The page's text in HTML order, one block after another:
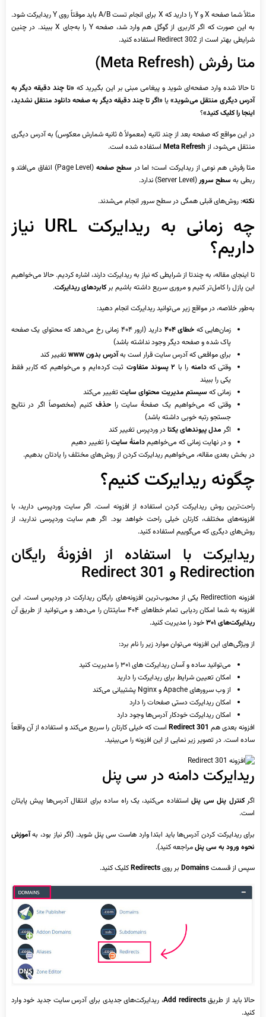
مثلاً شما صفحه X و Y را دارید که X برای انجام تست A/B باید موقتاً روی Y ریدایرکت شود.
به این صورت که اگر کاربری از گوگل هم وارد شد، صفحه Y را به‌جای X ببیند. در چنین
شرایطی بهتر است از Redirect 302 استفاده کنید.
متا رفرش (Meta Refresh)
تا حالا شده وارد صفحه‌ای شوید و پیغامی مبنی بر این بگیرید که «تا چند دقیقه دیگر به
آدرس دیگری منتقل می‌شوید»یا «اگر تا چند دقیقه دیگر به صفحه دانلود منتقل نشدید،
اینجا را کلیک کنید»؟
در این مواقع که صفحه بعد از چند ثانیه (معمولاً ۵ ثانیه شمارش معکوس) به آدرس دیگری
منتقل می‌شود، از Meta Refreshاستفاده شده است.
متا رفرش هم نوعی از ریدایرکت است؛ اما در سطح صفحه
(Page Level) اتفاق می‌افتد و
ربطی به سطح سرور(Server Level) ندارد.
نکته: روش‌های قبلی همگی در سطح سرور انجام می‌شدند.
چه زمانی به ریدایرکت URL نیاز
داریم؟
تا اینجای مقاله، به چندتا از شرایطی که نیاز به ریدایرکت دارند، اشاره کردیم. حالا می‌خواهیم
این پازل را کامل‌تر کنیم و مروری سریع داشته باشیم برکابردهای ریدایرکت.
به‌طور خلاصه، در مواقع زیر می‌توانید ریدایرکت انجام دهید:
زمان‌هایی که خطای ۴۰۴
دارید (ارور ۴۰۴ زمانی رخ می‌دهد که محتوای یک صفحه
پاک شده و صفحه دیگر وجود نداشته باشد)
برای مواقعی که آدرس سایت قرار است بهآدرس بدون www
تغییر کند
وقتی کهدامنه را با ۲ پسوند متفاوت
ثبت کرده‌ایم و می‌خواهیم که کاربر فقط
یکی را ببیند
زمانی که سیستم مدیریت محتوای سایتتغییر می‌کند
وقتی که می‌خواهیم یک صفحۀ سایت راحذف کنیم (مخصوصاً اگر در نتایج
جستجو رتبه خوبی داشته باشد)
اگر مدل پیوندهای یکتادر وردپرس تغییر کند
و در نهایت زمانی که می‌خواهیمدامنۀ سایترا تغییر دهیم
در بخش بعدی مقاله، می‌خواهیم ریدایرکت کردن از روش‌های مختلف را یادتان بدهیم.
چگونه ریدایرکت کنیم؟
راحت‌ترین روش ریدایرکت کردن استفاده از افزونه است. اگر سایت وردپرسی دارید، با
افزونه‌های مختلف، کارتان خیلی راحت خواهد بود. اگر هم سایت وردپرسی ندارید، از
روش‌های دیگری که می‌گوییم استفاده کنید.
ریدایرکت با استفاده از افزونۀ رایگان
Redirection و Redirect 301
افزونه Redirection یکی از محبوب‌ترین افزونه‌های رایگان ریدارکت در وردپرس است. این
افزونه به شما امکان ردیابی تمام خطاهای ۴۰۴ سایتتان را می‌دهد و می‌توانید از طریق آن
ریدایرکت‌های ۳۰۱
خود را مدیریت کنید.
از ویژگی‌های این افزونه می‌توان موارد زیر را نام برد:
می‌توانید ساده و آسان ریدایرکت های ۳۰۱ را مدیریت کنید
امکان تعیین شرایط برای ریدایرکت را دارید
از وب سرورهای Apache و Nginx پشتیبانی می‌کند
امکان ریدایرکت دستی صفحات را دارد
امکان ریدایرکت خودکار آدرس‌ها وجود دارد
افزونه بعدی هم Redirect 301 است که خیلی کارتان را سریع می‌کند و استفاده از آن واقعاً
ساده است. در تصویر زیر نمایی از این افزونه را می‌بینید.
ریدایرکت دامنه در سی پنل
اگرکنترل پنل سی پنلاستفاده می‌کنید، یک راه ساده برای انتقال آدرس‌ها پیش پایتان
است.
برای ریدایرکت کردن آدرس‌ها باید ابتدا وارد هاست سی پنل شوید. (اگر نیاز بود، بهآموزش
نحوه ورود به سی پنلمراجعه کنید).
سپس از قسمتDomainsبر رویRedirectsکلیک کنید.
حالا باید از طریقAdd redirects، ریدایرکت‌های جدیدی برای آدرس سایت جدید خود وارد
کنید.